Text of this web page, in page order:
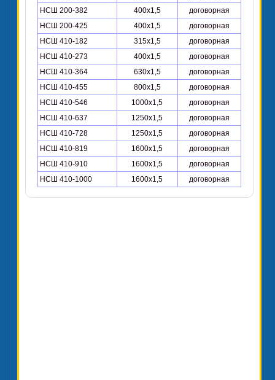
НСШ 200-382
400х1,5
договорная
НСШ 200-425
400х1,5
договорная
НСШ 410-182
315х1,5
договорная
НСШ 410-273
400х1,5
договорная
НСШ 410-364
630х1,5
договорная
НСШ 410-455
800х1,5
договорная
НСШ 410-546
1000х1,5
договорная
НСШ 410-637
1250х1,5
договорная
НСШ 410-728
1250х1,5
договорная
НСШ 410-819
1600х1,5
договорная
НСШ 410-910
1600х1,5
договорная
НСШ 410-1000
1600х1,5 договорная